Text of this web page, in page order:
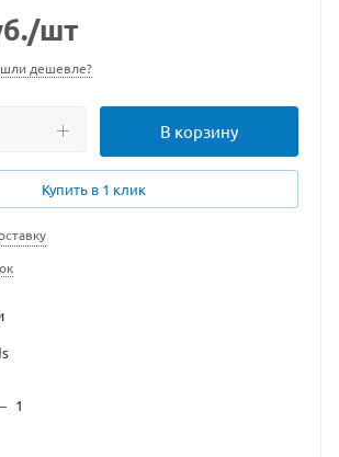
/шт
дешевле?
В корзину
Купить в 1 клик
1